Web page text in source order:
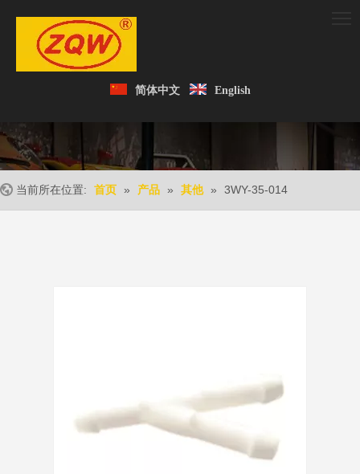
简体中文 English
当前所在位置: 首页 » 产品 » 其他 » 3WY-35-014